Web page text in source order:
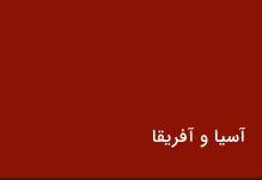
آسیا و آفریقا